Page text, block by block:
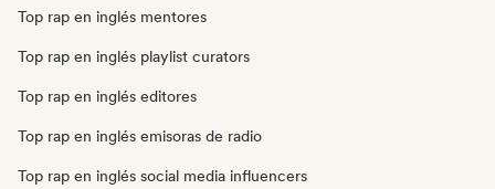
Top rap en inglés mentores
Top rap en inglés playlist curators
Top rap en inglés editores
Top rap en inglés emisoras de radio
Top rap en inglés social media influencers